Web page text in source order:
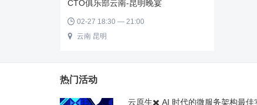
CTO俱乐部云南-昆明晚宴
 02-27 18:30 — 21:00
 云南 昆明
热门活动